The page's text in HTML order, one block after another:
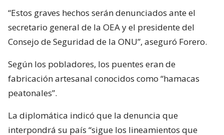
“Estos graves hechos serán denunciados ante el
secretario general de la OEA y el presidente del
Consejo de Seguridad de la ONU”, aseguró Forero.
Según los pobladores, los puentes eran de
fabricación artesanal conocidos como “hamacas
peatonales”.
La diplomática indicó que la denuncia que
interpondrá su país “sigue los lineamientos que